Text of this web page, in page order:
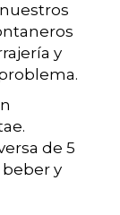
y
de 5
beber y